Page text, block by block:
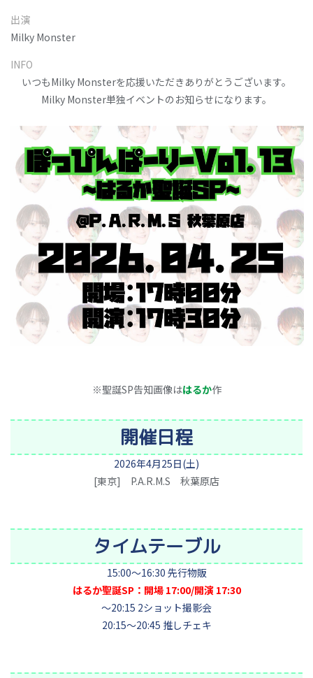
出演
Milky Monster
INFO
いつもMilky Monsterを応援いただきありがとうございます。
Milky Monster単独イベントのお知らせになります。
※聖誕SP告知画像ははるか作
開催日程
2026年4月25日(土)
[東京] P.A.R.M.S 秋葉原店
タイムテーブル
15:00～16:30 先行物販
はるか聖誕SP：開場 17:00/開演 17:30
～20:15 2ショット撮影会
20:15～20:45 推しチェキ